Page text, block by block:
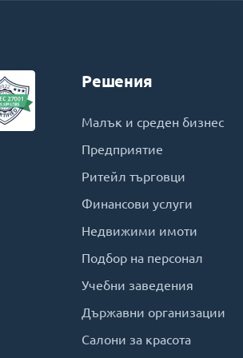
Решения
Малък и среден бизнес
Предприятие
Ритейл търговци
Финансови услуги
Недвижими имоти
Подбор на персонал
Учебни заведения
Държавни организации
Салони за красота